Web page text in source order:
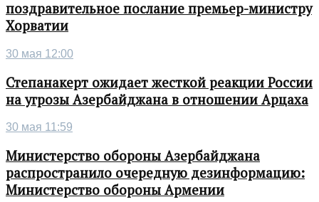
поздравительное послание премьер-министру
Хорватии
30 мая 12:00
Степанакерт ожидает жесткой реакции России
на угрозы Азербайджана в отношении Арцаха
30 мая 11:59
Министерство обороны Азербайджана
распространило очередную дезинформацию:
Министерство обороны Армении